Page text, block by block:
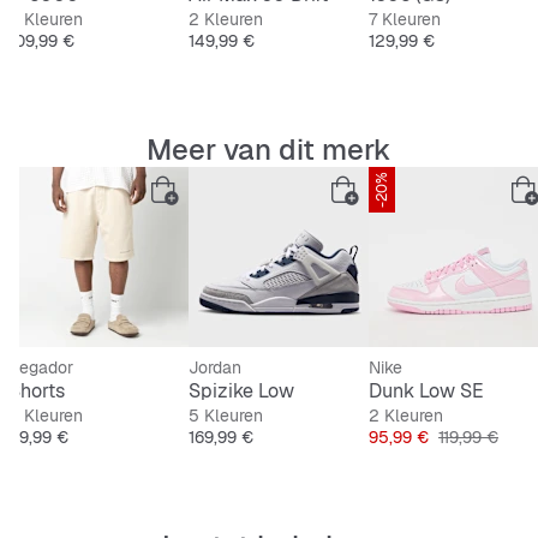
Stoere low-cut stijl voor die relaxte streetwear
11 Kleuren
Prijs
109,99 €
2 Kleuren
Prijs
149,99 €
7 Kleuren
Prijs
129,99 €
Meer van dit merk
Pegador
Shorts
2 Kleuren
Prijs
39,99 €
Jordan
Spizike Low
5 Kleuren
Prijs
169,99 €
-20%
Nike
Dunk Low SE
2 Kleuren
Prijs
95,99 € Originele
119,99 €